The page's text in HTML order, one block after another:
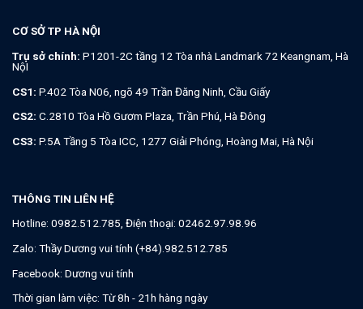
CƠ SỞ TP HÀ NỘI
Trụ sở chính: P1201-2C tầng 12 Tòa nhà Landmark 72 Keangnam, Hà
NộI
CS1: P.402 Tòa N06, ngõ 49 Trần Đăng Ninh, Cầu Giấy
CS2: C.2810 Tòa Hồ Gươm Plaza, Trần Phú, Hà Đông
CS3: P.5A Tầng 5 Tòa ICC, 1277 Giải Phóng, Hoàng Mai, Hà Nội
THÔNG TIN LIÊN HỆ
Hotline: 0982.512.785, Điện thoại: 02462.97.98.96
Zalo: Thầy Dương vui tính (+84).982.512.785
Facebook: Dương vui tính
Thời gian làm việc: Từ 8h - 21h hàng ngày